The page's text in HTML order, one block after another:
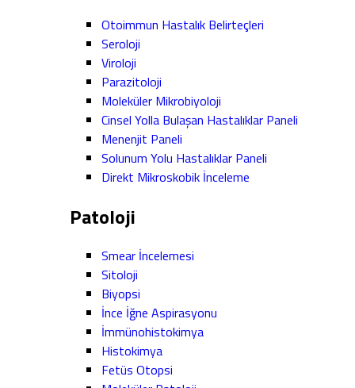
Otoimmun Hastalık Belirteçleri
Seroloji
Viroloji
Parazitoloji
Moleküler Mikrobiyoloji
Cinsel Yolla Bulaşan Hastalıklar Paneli
Menenjit Paneli
Solunum Yolu Hastalıklar Paneli
Direkt Mikroskobik İnceleme
Patoloji
Smear İncelemesi
Sitoloji
Biyopsi
İnce İğne Aspirasyonu
İmmünohistokimya
Histokimya
Fetüs Otopsi